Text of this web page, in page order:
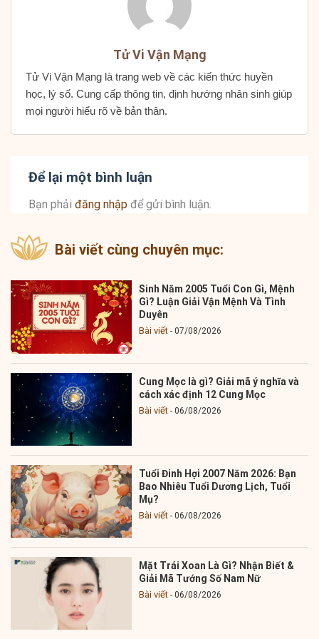
Tử Vi Vận Mạng
Tử Vi Vận Mạng là trang web về các kiến thức huyền
học, lý số. Cung cấp thông tin, định hướng nhân sinh giúp
mọi người hiểu rõ về bản thân.
Để lại một bình luận
Bạn phải đăng nhập để gửi bình luận.
Bài viết cùng chuyên mục:
Sinh Năm 2005 Tuổi Con Gì, Mệnh
Gì? Luận Giải Vận Mệnh Và Tình
Duyên
Bài viết 07/08/2026
Cung Mọc là gì? Giải mã ý nghĩa và
cách xác định 12 Cung Mọc
Bài viết 06/08/2026
Tuổi Đinh Hợi 2007 Năm 2026: Bạn
Bao Nhiêu Tuổi Dương Lịch, Tuổi
Mụ?
Bài viết 06/08/2026
Mặt Trái Xoan Là Gì? Nhận Biết &
Giải Mã Tướng Số Nam Nữ
Bài viết 06/08/2026